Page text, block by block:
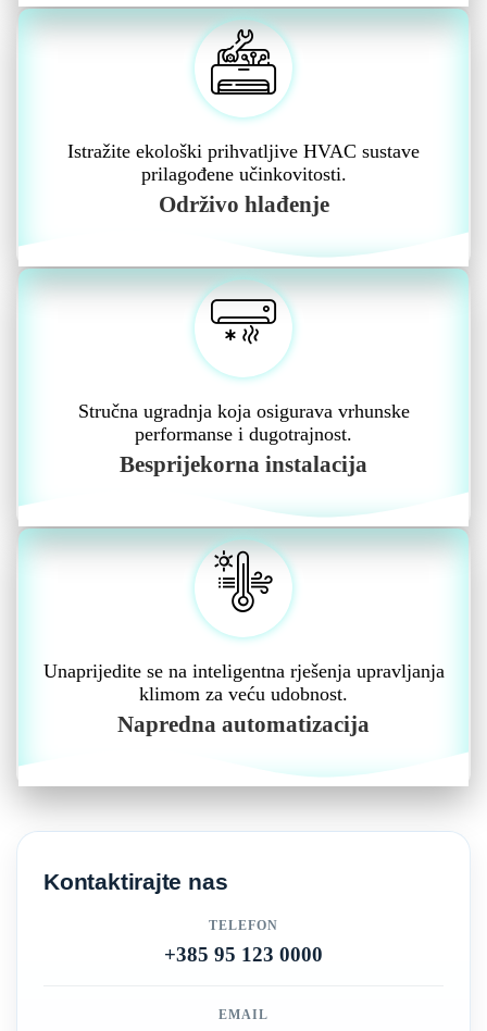
Istražite ekološki prihvatljive HVAC sustave
prilagođene učinkovitosti.
Održivo hlađenje
Stručna ugradnja koja osigurava vrhunske
performanse i dugotrajnost.
Besprijekorna instalacija
Unaprijedite se na inteligentna rješenja upravljanja
klimom za veću udobnost.
Napredna automatizacija
Kontaktirajte nas
TELEFON
+385 95 123 0000
EMAIL